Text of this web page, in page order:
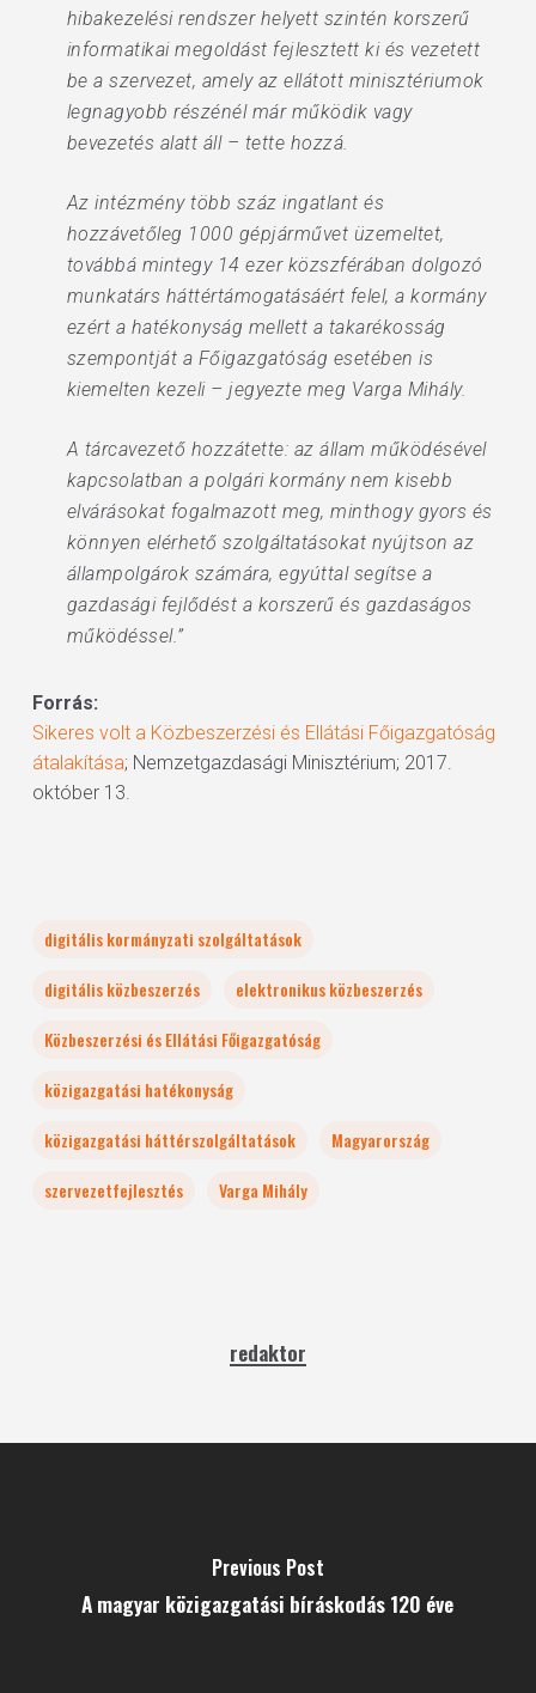
hibakezelési rendszer helyett szintén korszerű
informatikai megoldást fejlesztett ki és vezetett
be a szervezet, amely az ellátott minisztériumok
legnagyobb részénél már működik vagy
bevezetés alatt áll – tette hozzá.
Az intézmény több száz ingatlant és
hozzávetőleg 1000 gépjárművet üzemeltet,
továbbá mintegy 14 ezer közszférában dolgozó
munkatárs háttértámogatásáért felel, a kormány
ezért a hatékonyság mellett a takarékosság
szempontját a Főigazgatóság esetében is
kiemelten kezeli – jegyezte meg Varga Mihály.
A tárcavezető hozzátette: az állam működésével
kapcsolatban a polgári kormány nem kisebb
elvárásokat fogalmazott meg, minthogy gyors és
könnyen elérhető szolgáltatásokat nyújtson az
állampolgárok számára, egyúttal segítse a
gazdasági fejlődést a korszerű és gazdaságos
működéssel.”
Forrás:
Sikeres volt a Közbeszerzési és Ellátási Főigazgatóság
átalakítása; Nemzetgazdasági Minisztérium; 2017.
október 13.
digitális kormányzati szolgáltatások
digitális közbeszerzés
elektronikus közbeszerzés
Közbeszerzési és Ellátási Főigazgatóság
közigazgatási hatékonyság
közigazgatási háttérszolgáltatások
Magyarország
szervezetfejlesztés
Varga Mihály
redaktor
Previous Post
A magyar közigazgatási bíráskodás 120 éve